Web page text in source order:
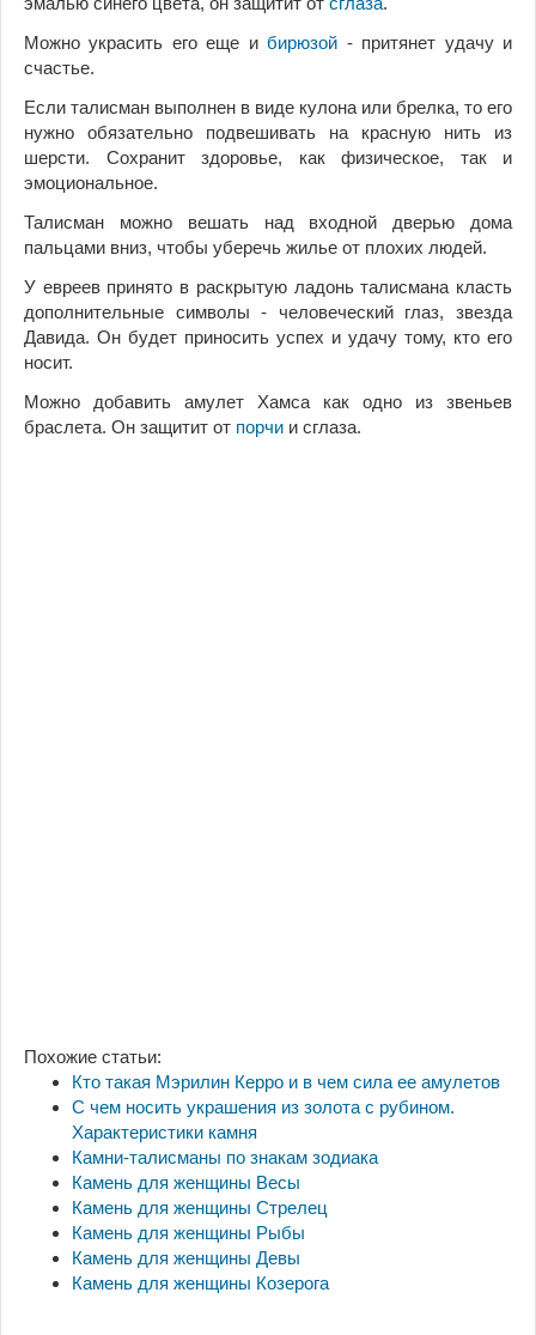
Можно украсить его еще ибирюзой - притянет удачу и
счастье.
Если талисман выполнен в виде кулона или брелка, то его
нужно обязательно подвешивать на красную нить из
шерсти. Сохранит здоровье, как физическое, так и
эмоциональное.
Талисман можно вешать над входной дверью дома
пальцами вниз, чтобы уберечь жилье от плохих людей.
У евреев принято в раскрытую ладонь талисмана класть
дополнительные символы - человеческий глаз, звезда
Давида. Он будет приносить успех и удачу тому, кто его
носит.
Можно добавить амулет Хамса как одно из звеньев
браслета. Он защитит от порчи и сглаза.
Похожие статьи:
Кто такая Мэрилин Керро и в чем сила ее амулетов
С чем носить украшения из золота с рубином.
Характеристики камня
Камни-талисманы по знакам зодиака
Камень для женщины Весы
Камень для женщины Стрелец
Камень для женщины Рыбы
Камень для женщины Девы
Камень для женщины Козерога